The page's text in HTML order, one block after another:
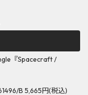
『Spacecraft /
B 5,665円(税込)